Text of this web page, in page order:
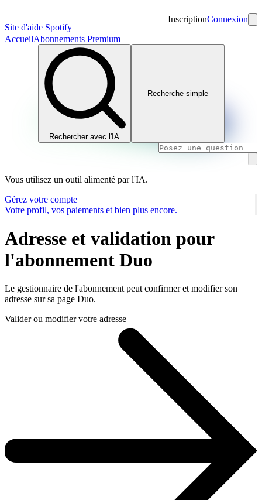
Site d'aide Spotify
InscriptionConnexion
AccueilAbonnements Premium
Rechercher avec l'IA
Recherche simple
Vous utilisez un outil alimenté par l'IA.
Gérez votre compte
Votre profil, vos paiements et bien plus encore.
Adresse et validation pour
l'abonnement Duo
Le gestionnaire de l'abonnement peut confirmer et modifier son
adresse sur sa page Duo.
Valider ou modifier votre adresse